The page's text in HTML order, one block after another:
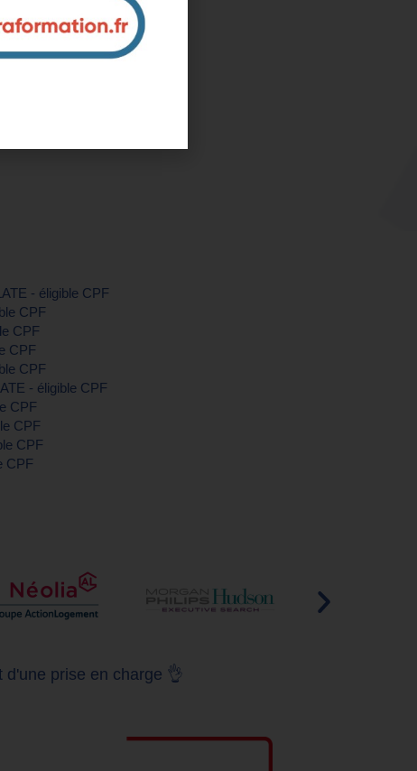
Marne)
- éligible CPF
CPF
CPF
CPF
CPF
- éligible CPF
CPF
CPF
CPF
CPF
prise en charge 👌